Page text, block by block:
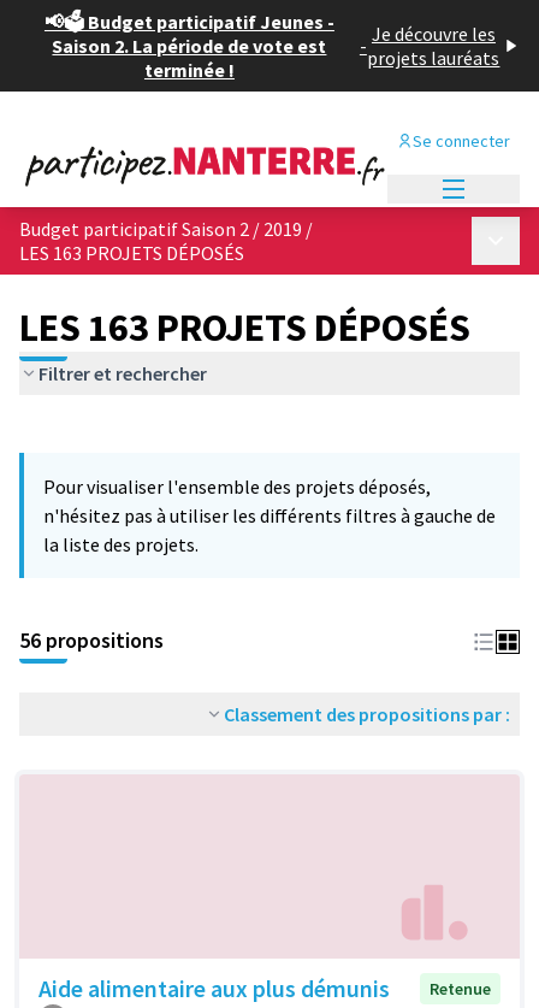
📢🗳️ Budget participatif Jeunes -
Saison 2. La période de vote est
terminée !
- Je découvre les
projets lauréats
Se connecter
Budget participatif Saison 2 / 2019 /
LES 163 PROJETS DÉPOSÉS
LES 163 PROJETS DÉPOSÉS
Filtrer et rechercher
−
Pour visualiser l'ensemble des projets déposés,
n'hésitez pas à utiliser les différents filtres à gauche de
la liste des projets.
56 propositions
Classement des propositions par :
Aide alimentaire aux plus démunis
Retenue